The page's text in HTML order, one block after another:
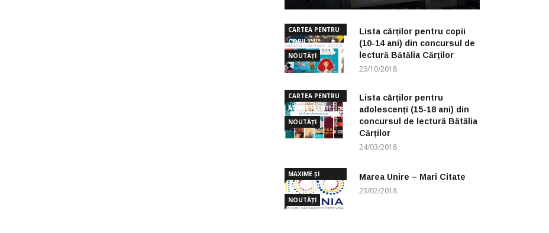
CARTEA PENTRU
COPII
NOUTĂȚI
Lista cărților pentru copii
(10-14 ani) din concursul de
lectură Bătălia Cărților
23/10/2018
CARTEA PENTRU
ADOLESCENȚI
NOUTĂȚI
Lista cărților pentru
adolescenți (15-18 ani) din
concursul de lectură Bătălia
Cărților
24/03/2018
MAXIME ȘI
CUGETĂRI
NOUTĂȚI
Marea Unire – Mari Citate
23/02/2018